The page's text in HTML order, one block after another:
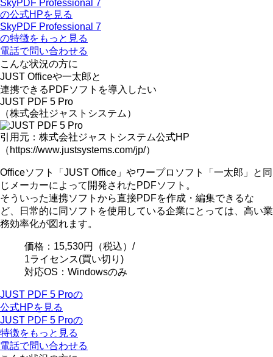
SkyPDF Professional 7
の公式HPを見る
SkyPDF Professional 7
の特徴をもっと見る
電話で問い合わせる
こんな状況の方に
JUST Officeや一太郎と
連携できるPDFソフトを導入したい
JUST PDF 5 Pro
（株式会社ジャストシステム）
引用元：株式会社ジャストシステム公式HP
（https://www.justsystems.com/jp/）
Officeソフト「JUST Office」やワープロソフト「一太郎」と同
じメーカーによって開発されたPDFソフト。
そういった連携ソフトから直接PDFを作成・編集できるな
ど 、日常的に同ソフトを使用している企業にとっては、高い業
務効率化が図れます。
価格： 15,530円
（税込）/
1ライセンス(買い切り)
対応OS：Windowsのみ
JUST PDF 5 Proの
公式HPを見る
JUST PDF 5 Proの
特徴をもっと見る
電話で問い合わせる